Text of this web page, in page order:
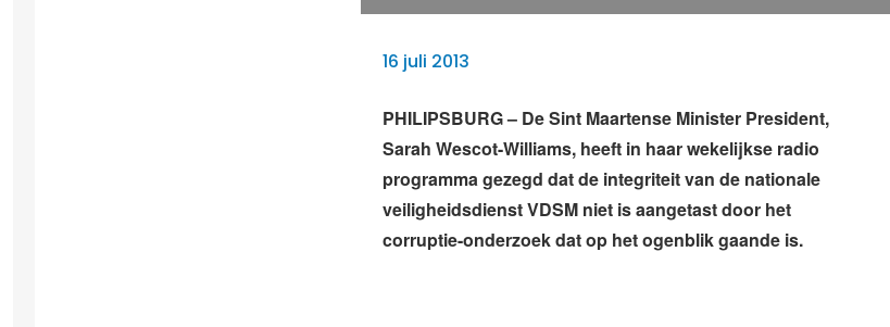
16 juli 2013
PHILIPSBURG – De Sint Maartense Minister President,
Sarah Wescot-Williams, heeft in haar wekelijkse radio
programma gezegd dat de integriteit van de nationale
veiligheidsdienst VDSM niet is aangetast door het
corruptie-onderzoek dat op het ogenblik gaande is.